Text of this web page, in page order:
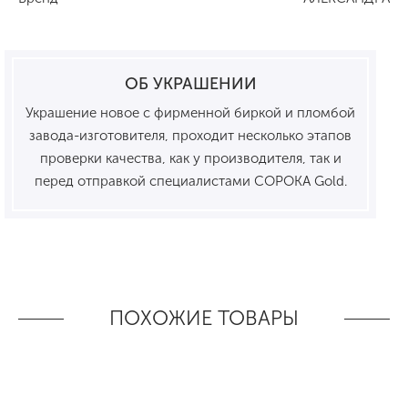
ОБ УКРАШЕНИИ
Украшение новое с фирменной биркой и пломбой
завода-изготовителя, проходит несколько этапов
проверки качества, как у производителя, так и
перед отправкой специалистами СОРОКА Gold.
ПОХОЖИЕ ТОВАРЫ